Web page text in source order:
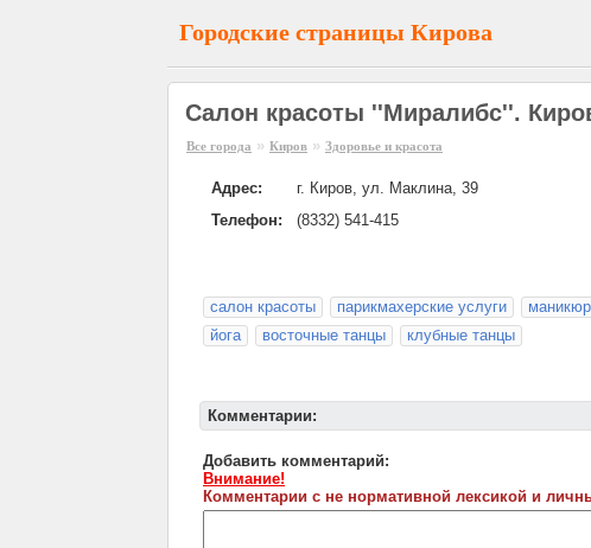
Городские страницы Кирова
Салон красоты ''Миралибс''.
Все города » Киров » Здоровье и красота
Адрес:
г. Киров, ул. Маклина, 39
Телефон:
(8332) 541-415
салон красоты парикмахерские услуги маникюр
йога
восточные танцы клубные танцы
Комментарии:
Добавить комментарий:
Внимание!
Комментарии с не нормативной лексикой и